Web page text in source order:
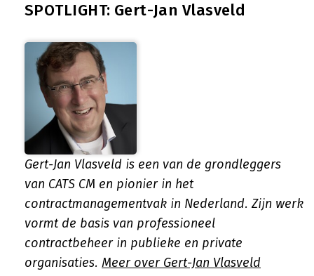
SPOTLIGHT: Gert-Jan Vlasveld
Gert-Jan Vlasveld is een van de grondleggers
van CATS CM en pionier in het
contractmanagementvak in Nederland. Zijn werk
vormt de basis van professioneel
contractbeheer in publieke en private
organisaties. Meer over Gert-Jan Vlasveld